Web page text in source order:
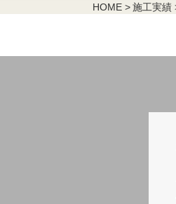
HOME 施工実績